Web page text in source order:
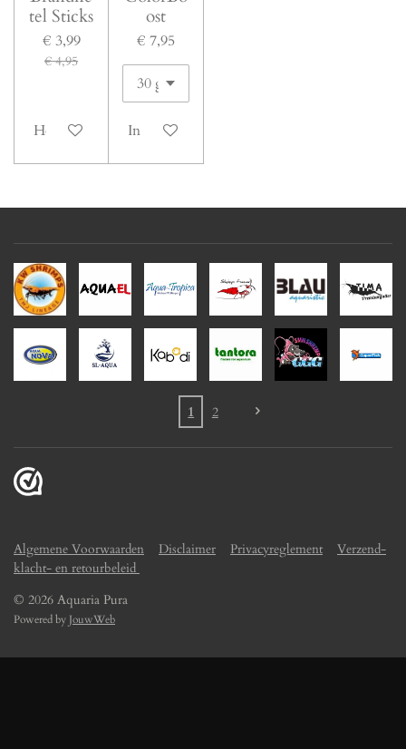
tel Sticks
€ 3,99
€ 4,95
Houd mij op de hoogte
ost
€ 7,95
In winkelwagen
1 2
Algemene Voorwaarden Disclaimer Privacyreglement
Verzend-
klacht- en retourbeleid
© 2026 Aquaria Pura
Powered by JouwWeb